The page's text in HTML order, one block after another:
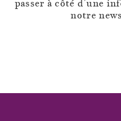
passer à côté d’une
notre